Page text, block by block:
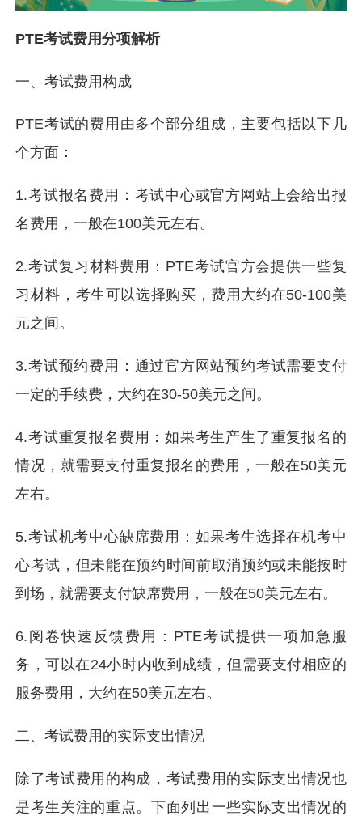
PTE考试费用分项解析
一、考试费用构成
PTE考试的费用由多个部分组成，主要包括以下几
个方面：
1.考试报名费用：考试中心或官方网站上会给出报
名费用，一般在100美元左右。
2.考试复习材料费用：PTE考试官方会提供一些复
习材料，考生可以选择购买，费用大约在50-100美
元之间。
3.考试预约费用：通过官方网站预约考试需要支付
一定的手续费，大约在30-50美元之间。
4.考试重复报名费用：如果考生产生了重复报名的
情况，就需要支付重复报名的费用，一般在50美元
左右。
5.考试机考中心缺席费用：如果考生选择在机考中
心考试，但未能在预约时间前取消预约或未能按时
到场，就需要支付缺席费用，一般在50美元左右。
6.阅卷快速反馈费用：PTE考试提供一项加急服
务，可以在24小时内收到成绩，但需要支付相应的
服务费用，大约在50美元左右。
二、考试费用的实际支出情况
除了考试费用的构成，考试费用的实际支出情况也
是考生关注的重点。下面列出一些实际支出情况的